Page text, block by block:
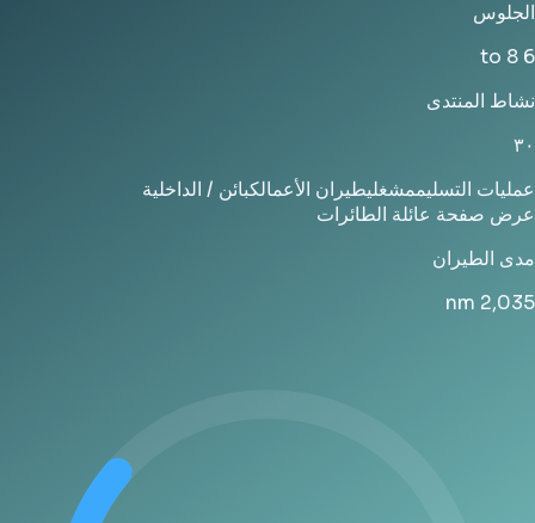
الجلوس
6 to 8
نشاط المنتدى
٣٠
عمليات التسليممشغليطيران الأعمالكبائن / الداخلية
عرض صفحة عائلة الطائرات
مدى الطيران
2,035